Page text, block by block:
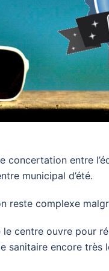
concertation entre
municipal d’été.
reste complexe
centre ouvre pour
sanitaire encore très